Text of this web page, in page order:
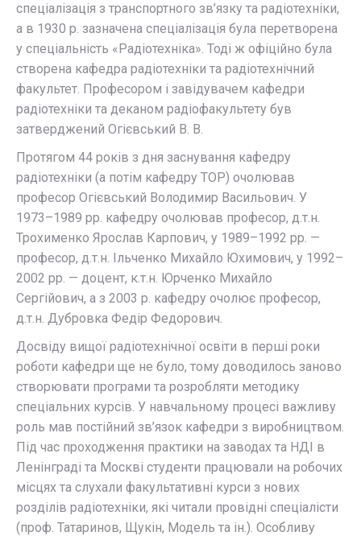
спеціалізація з транспортного зв’язку та радіотехніки,
а в 1930 р. зазначена спеціалізація була перетворена
у спеціальність «Радіотехніка». Тоді ж офіційно була
створена кафедра радіотехніки та радіотехнічний
факультет. Професором і завідувачем кафедри
радіотехніки та деканом радіофакультету був
затверджений Огієвський В. В.
Протягом 44 років з дня заснування кафедру
радіотехніки (а потім кафедру ТОР) очолював
професор Огієвський Володимир Васильович. У
1973–1989 рр. кафедру очолював професор, д.т.н.
Трохименко Ярослав Карпович, у 1989–1992 рр. —
професор, д.т.н. Ільченко Михайло Юхимович, у 1992–
2002 рр. — доцент, к.т.н. Юрченко Михайло
Сергійович, а з 2003 р. кафедру очолює професор,
д.т.н. Дубровка Федір Федорович.
Досвіду вищої радіотехнічної освіти в перші роки
роботи кафедри ще не було, тому доводилось заново
створювати програми та розробляти методику
спеціальних курсів. У навчальному процесі важливу
роль мав постійний зв’язок кафедри з виробництвом.
Під час проходження практики на заводах та НДІ в
Ленінграді та Москві студенти працювали на робочих
місцях та слухали факультативні курси з нових
розділів радіотехніки, які читали провідні спеціалісти
(проф. Татаринов, Щукін, Модель та ін.). Особливу